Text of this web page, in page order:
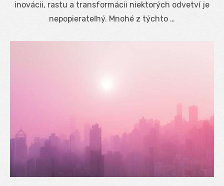
inovácii, rastu a transformácii niektorých odvetví je
nepopierateľný. Mnohé z týchto …